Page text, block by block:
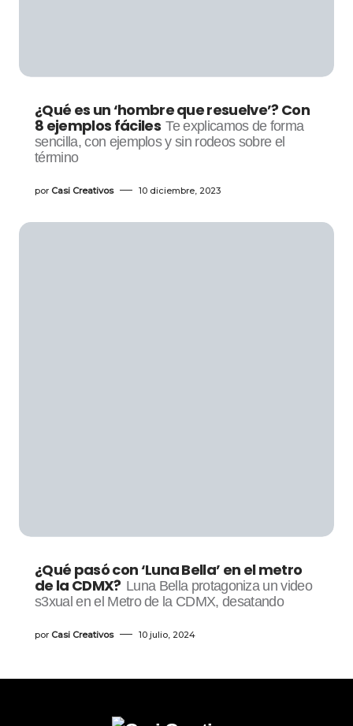
¿Qué es un ‘hombre que resuelve’? Con
8 ejemplos fáciles Te explicamos de forma
sencilla, con ejemplos y sin rodeos sobre el
término
por Casi Creativos 10 diciembre, 2023
¿Qué pasó con ‘Luna Bella’ en el metro
de la CDMX? Luna Bella protagoniza un video
s3xual en el Metro de la CDMX, desatando
por Casi Creativos 10 julio, 2024